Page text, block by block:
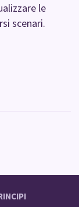
le
scenari.